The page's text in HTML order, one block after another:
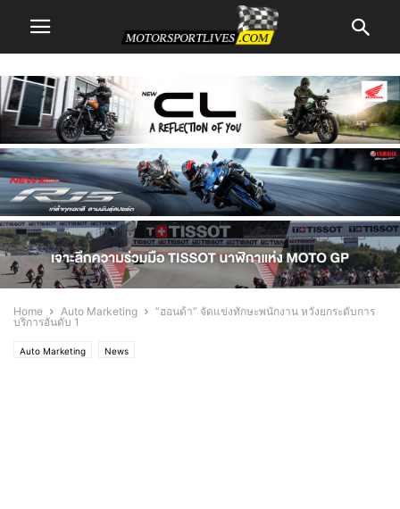
Home Auto Marketing
“ฮอนด้า” จัดแข่งทักษะพนักงาน หวังยกระดับการ
บริการอันดับ 1
Auto Marketing News